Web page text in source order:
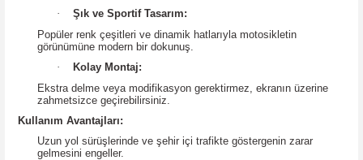
·
Şık ve Sportif Tasarım:
Popüler renk çeşitleri ve dinamik hatlarıyla motosikletin
görünümüne modern bir dokunuş.
·
Kolay Montaj:
Ekstra delme veya modifikasyon gerektirmez, ekranın üzerine
zahmetsizce geçirebilirsiniz.
Kullanım Avantajları:
Uzun yol sürüşlerinde ve şehir içi trafikte göstergenin zarar
gelmesini engeller.